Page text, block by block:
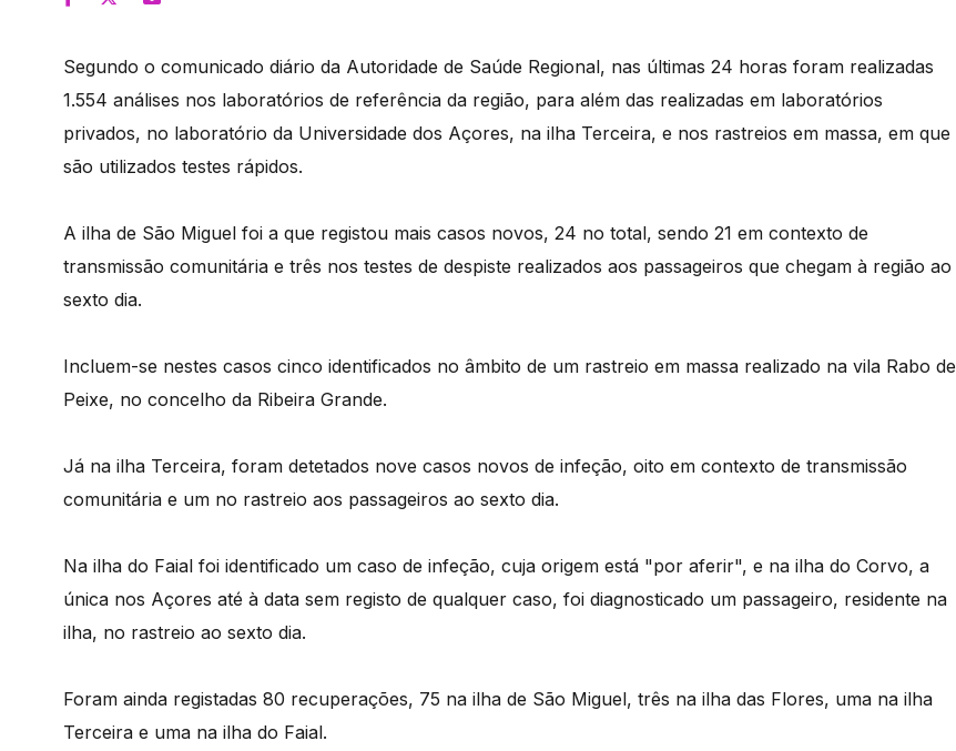
Segundo o comunicado diário da Autoridade de Saúde Regional, nas últimas 24 horas foram realizadas
1.554 análises nos laboratórios de referência da região, para além das realizadas em laboratórios
privados, no laboratório da Universidade dos Açores, na ilha Terceira, e nos rastreios em massa, em que
são utilizados testes rápidos.
A ilha de São Miguel foi a que registou mais casos novos, 24 no total, sendo 21 em contexto de
transmissão comunitária e três nos testes de despiste realizados aos passageiros que chegam à região ao
sexto dia.
Incluem-se nestes casos cinco identificados no âmbito de um rastreio em massa realizado na vila Rabo de
Peixe, no concelho da Ribeira Grande.
Já na ilha Terceira, foram detetados nove casos novos de infeção, oito em contexto de transmissão
comunitária e um no rastreio aos passageiros ao sexto dia.
Na ilha do Faial foi identificado um caso de infeção, cuja origem está "por aferir", e na ilha do Corvo, a
única nos Açores até à data sem registo de qualquer caso, foi diagnosticado um passageiro, residente na
ilha, no rastreio ao sexto dia.
Foram ainda registadas 80 recuperações, 75 na ilha de São Miguel, três na ilha das Flores, uma na ilha
Terceira e uma na ilha do Faial.